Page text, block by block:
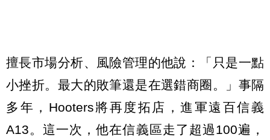
擅長市場分析、風險管理的他說：「只是一點
小挫折。最大的敗筆還是在選錯商圈。」事隔
多年，Hooters將再度拓店，進軍遠百信義
A13。這一次，他在信義區走了超過100遍，